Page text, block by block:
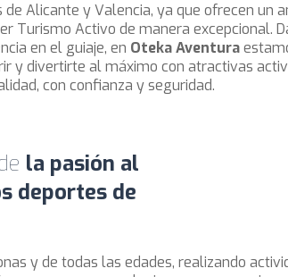
Alicante y Valencia, ya que ofrecen un
Turismo Activo de manera excepcional.
en el guiaje, en Oteka Aventura
y divertirte al máximo con atractivas
con confianza y seguridad.
la pasión al
deportes de
y de todas las edades, realizando